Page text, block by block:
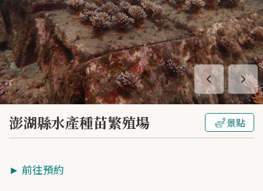
澎湖縣水產種苗繁殖場 景點
► 前往預約